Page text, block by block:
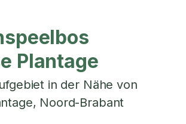
Plantage
in der Nähe von
, Noord-Brabant